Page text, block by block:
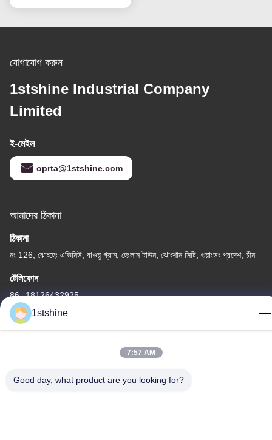
যোগাযোগ করুন
1stshine Industrial Company
Limited
ই-মেইল
oprta@1stshine.com
আমাদের ঠিকানা
ঠিকানা
নং 126, ঝোংহেং এভিনিউ, বাওয়ু গ্রাম, হেংলান টাউন, ঝোংশান সিটি, গুয়াংডং প্রদেশ, চীন
টেলিফোন
86--18126432925
চীন ভাল মানের রিমোট LED সিলিং ফ্যান সরবরাহকারী. কপিরাইট © -2026 1stshine
1stshine
7:57 AM
Good day, what product are you looking for?